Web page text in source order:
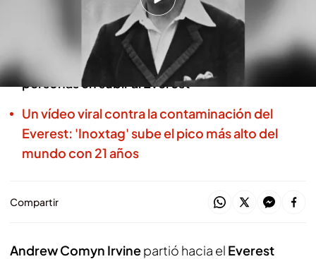
Irvine y George Mallory fueron vistos por
última vez a solo 200 metros de la cumbre
Ambos intentaban convertirse en las primeras
personas en subir al Everest
Un vídeo viral contra la contaminación del
Everest: 'Inoxtag' sube el pico más alto del
mundo con 21 años
Compartir
Andrew Comyn Irvinepartió hacia el Everest